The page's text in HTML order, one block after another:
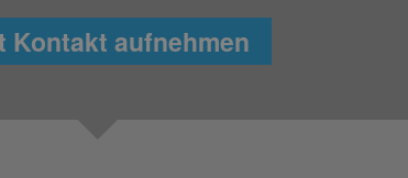
Kontakt aufnehmen